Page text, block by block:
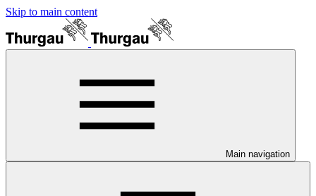
Skip to main content
Main navigation